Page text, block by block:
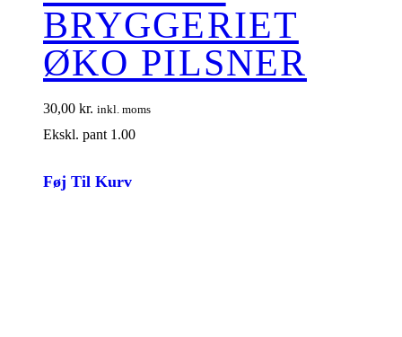
BRYGGERIET
ØKO PILSNER
30,00 kr. inkl. moms
Ekskl. pant 1.00
Føj Til Kurv